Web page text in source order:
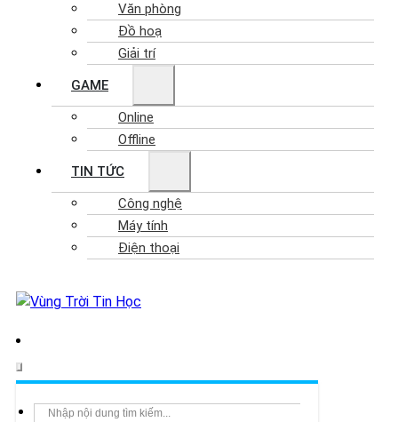
Văn phòng
Đồ hoạ
Giải trí
GAME
Online
Offline
TIN TỨC
Công nghệ
Máy tính
Điện thoại
Search